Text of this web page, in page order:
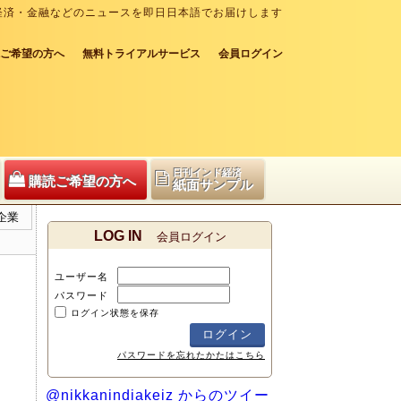
・金融などのニュースを即日日本語でお届けします
希望の方へ 無料トライアルサービス 会員ログイン
購読ご希望の方へ
日刊インド経済
紙面サンプル
業
LOG IN 会員ログイン
ユーザー名
パスワード
ログイン状態を保存
パスワードを忘れたかたはこちら
@nikkanindiakeiz からのツイー